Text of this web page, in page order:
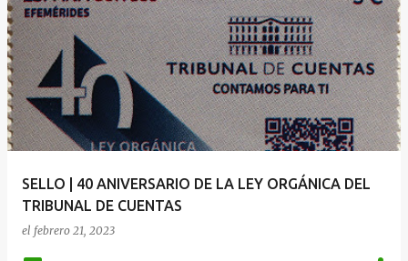
E
n
t
r
a
d
SELLO | 40 ANIVERSARIO DE LA LEY ORGÁNICA DEL
TRIBUNAL DE CUENTAS
el febrero 21, 2023